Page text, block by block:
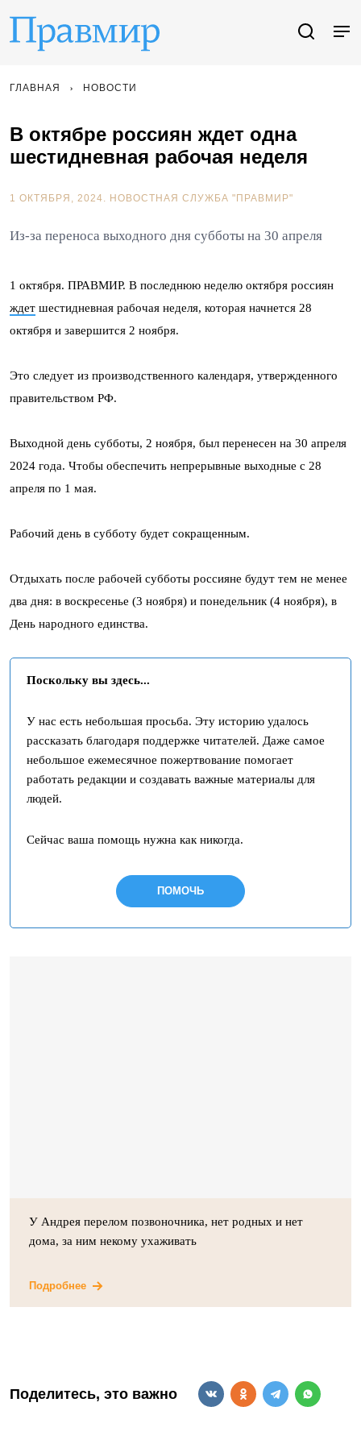
ГЛАВНАЯ НОВОСТИ
В октябре россиян ждет одна
шестидневная рабочая неделя
1 ОКТЯБРЯ, 2024. НОВОСТНАЯ СЛУЖБА "ПРАВМИР"
Из-за переноса выходного дня субботы на 30 апреля
1 октября. ПРАВМИР. В последнюю неделю октября россиян
ждет шестидневная рабочая неделя, которая начнется 28
октября и завершится 2 ноября.
Это следует из производственного календаря, утвержденного
правительством РФ.
Выходной день субботы, 2 ноября, был перенесен на 30 апреля
2024 года. Чтобы обеспечить непрерывные выходные с 28
апреля по 1 мая.
Рабочий день в субботу будет сокращенным.
Отдыхать после рабочей субботы россияне будут тем не менее
два дня: в воскресенье (3 ноября) и понедельник (4 ноября), в
День народного единства.
Поскольку вы здесь...
У нас есть небольшая просьба. Эту историю удалось
рассказать благодаря поддержке читателей. Даже самое
небольшое ежемесячное пожертвование помогает
работать редакции и создавать важные материалы для
людей.
Сейчас ваша помощь нужна как никогда.
ПОМОЧЬ
У Андрея перелом позвоночника, нет родных и нет
дома, за ним некому ухаживать
Подробнее
Поделитесь, это важно